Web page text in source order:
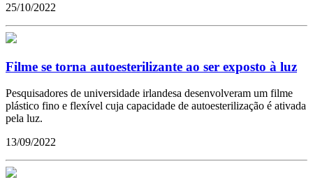
25/10/2022
Filme se torna autoesterilizante ao ser exposto à luz
Pesquisadores de universidade irlandesa desenvolveram um filme
plástico fino e flexível cuja capacidade de autoesterilização é ativada
pela luz.
13/09/2022